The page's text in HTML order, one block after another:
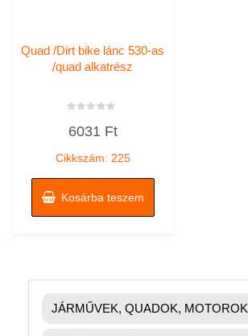
Quad /Dirt bike lánc 530-as
/quad alkatrész
0
6031 Ft
Cikkszám: 225
Kosárba teszem
JÁRMŰVEK, QUADOK, MOTOROK